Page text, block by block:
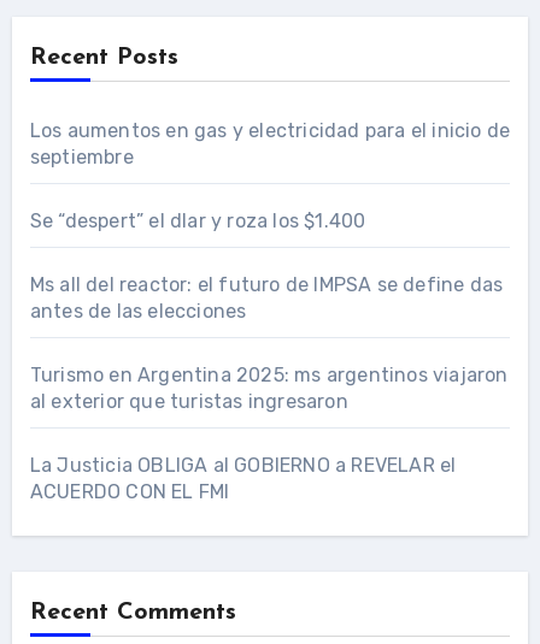
Recent Posts
Los aumentos en gas y electricidad para el inicio de
septiembre
Se “despert” el dlar y roza los $1.400
Ms all del reactor: el futuro de IMPSA se define das
antes de las elecciones
Turismo en Argentina 2025: ms argentinos viajaron
al exterior que turistas ingresaron
La Justicia OBLIGA al GOBIERNO a REVELAR el
ACUERDO CON EL FMI
Recent Comments